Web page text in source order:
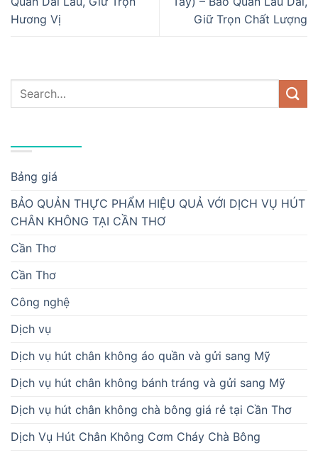
Hương Vị
Giữ Trọn Chất Lượng
Bảng giá
BẢO QUẢN THỰC PHẨM HIỆU QUẢ VỚI DỊCH VỤ HÚT
CHÂN KHÔNG TẠI CẦN THƠ
Cần Thơ
Cần Thơ
Công nghệ
Dịch vụ
Dịch vụ hút chân không áo quần và gửi sang Mỹ
Dịch vụ hút chân không bánh tráng và gửi sang Mỹ
Dịch vụ hút chân không chà bông giá rẻ tại Cần Thơ
Dịch Vụ Hút Chân Không Cơm Cháy Chà Bông